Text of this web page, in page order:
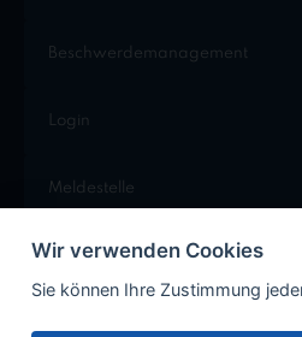
Beschwerdemanagement
Login
Meldestelle
Cookie Einstellungen
Wir verwenden Cookies
Sie können Ihre Zustimmung